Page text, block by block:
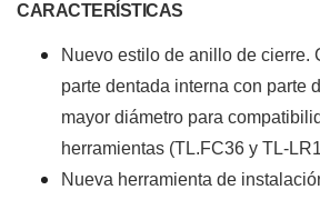
CARACTERÍSTICAS
Nuevo estilo de anillo de cierre.
parte dentada interna con parte
mayor diámetro para
herramientas (TL.FC36 y TL-
Nueva herramienta de